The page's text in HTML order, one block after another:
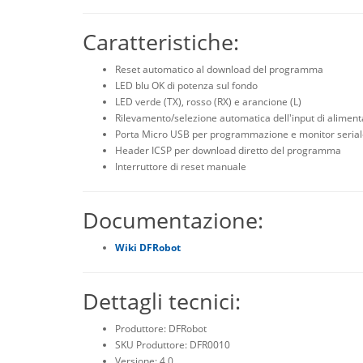
Caratteristiche:
Reset automatico al download del programma
LED blu OK di potenza sul fondo
LED verde (TX), rosso (RX) e arancione (L)
Rilevamento/selezione automatica dell'input di
Porta Micro USB per programmazione e monitor
Header ICSP per download diretto del programma
Interruttore di reset manuale
Documentazione:
Wiki DFRobot
Dettagli tecnici:
Produttore: DFRobot
SKU Produttore: DFR0010